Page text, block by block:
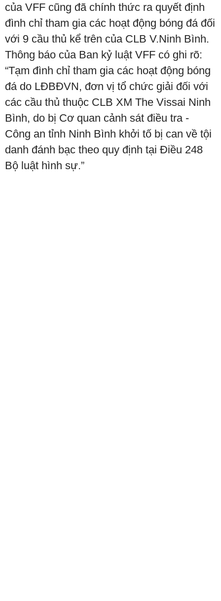
của VFF cũng đã chính thức ra quyết định
đình chỉ tham gia các hoạt động bóng đá đối
với 9 cầu thủ kể trên của CLB V.Ninh Bình.
Thông báo của Ban kỷ luật VFF có ghi rõ:
“Tạm đình chỉ tham gia các hoạt động bóng
đá do LĐBĐVN, đơn vị tổ chức giải đối với
các cầu thủ thuộc CLB XM The Vissai Ninh
Bình, do bị Cơ quan cảnh sát điều tra -
Công an tỉnh Ninh Bình khởi tố bị can về tội
danh đánh bạc theo quy định tại Điều 248
Bộ luật hình sự.”